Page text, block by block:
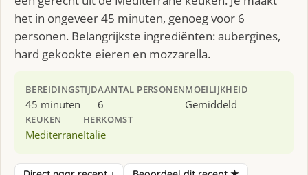
het in ongeveer 45 minuten, genoeg voor 6
personen. Belangrijkste ingrediënten: aubergines,
hard gekookte eieren en mozzarella.
BEREIDINGSTIJD
45 minuten
AANTAL PERSONEN
6
MOEILIJKHEID
Gemiddeld
KEUKEN
Mediterrane
HERKOMST
Italie